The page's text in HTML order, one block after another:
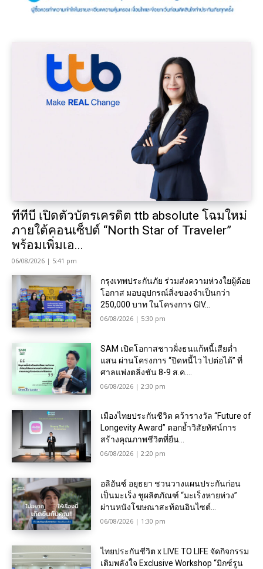
ทีทีบี เปิดตัวบัตรเครดิต ttb absolute โฉมใหม่
ภายใต้คอนเซ็ปต์ “North Star of Traveler”
พร้อมเพิ่มเอ...
06/08/2026 | 5:41 pm
กรุงเทพประกันภัย ร่วมส่งความห่วงใยผู้ด้อย
โอกาส มอบอุปกรณ์สิ่งของจำเป็นกว่า
250,000 บาท ในโครงการ GIV...
06/08/2026 | 5:30 pm
SAM เปิดโอกาสชาวฝั่งธนแก้หนี้เสียต่ำ
แสน ผ่านโครงการ “ปิดหนี้ไว ไปต่อได้” ที่
ศาลแพ่งตลิ่งชัน 8-9 ส.ค....
06/08/2026 | 2:30 pm
เมืองไทยประกันชีวิต คว้ารางวัล “Future of
Longevity Award” ตอกย้ำวิสัยทัศน์การ
สร้างคุณภาพชีวิตที่ยืน...
06/08/2026 | 2:20 pm
อลิอันซ์ อยุธยา ชวนวางแผนประกันก่อน
เป็นมะเร็ง ชูผลิตภัณฑ์ “มะเร็งหายห่วง”
ผ่านหนังโฆษณาสะท้อนอินไซต์...
06/08/2026 | 1:30 pm
ไทยประกันชีวิต x LIVE TO LIFE จัดกิจกรรม
เติมพลังใจ Exclusive Workshop “มิกซ์รูน